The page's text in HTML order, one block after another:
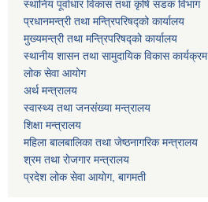
स्थानिय पूर्वाधार विकास तथा कृषि सडक विभाग
प्रधानमन्त्री तथा मन्त्रिपरिषद्को कार्यालय
मुख्यमन्त्री तथा मन्त्रिपरिषद्को कार्यालय
स्थानीय शासन तथा सामुदायिक विकास कार्यक्रम
लोक सेवा आयोग
अर्थ मन्त्रालय
स्वास्थ्य तथा जनस‌ंख्या मन्त्रालय
शिक्षा मन्त्रालय
महिला बालबालिका तथा जेष्ठनागरिक मन्त्रालय
श्रम तथा राेजगार मन्त्रालय
प्रदेश लोक सेवा आयाेग, बागमती